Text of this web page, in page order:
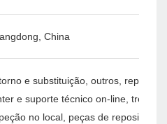
China
e substituição, outros, reparo,
e suporte técnico on-line,
no local, peças de reposição